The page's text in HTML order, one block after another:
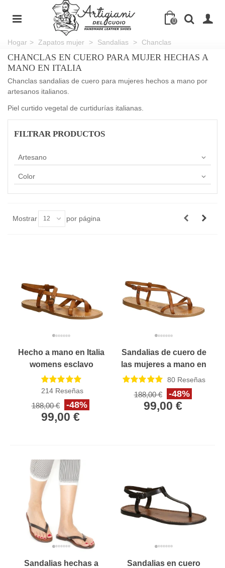
0
Hogar > Zapatos mujer > Sandalias > Chanclas
CHANCLAS EN CUERO PARA MUJER HECHAS A
MANO EN ITALIA
Chanclas sandalias de cuero para mujeres hechos a mano por
artesanos italianos.
Piel curtido vegetal de curtidurías italianas.
FILTRAR PRODUCTOS
Artesano
Color
Mostrar 12 por página
Hecho a mano en Italia
womens esclavo
sandalias en cuero de
cuero vintage
214 Reseñas
188,00 € -48%
99,00 €
Sandalias de cuero de
las mujeres a mano en
Italia en cuir vintage
80Reseñas
188,00 € -48%
99,00 €
Sandalias hechas a
Sandalias en cuero